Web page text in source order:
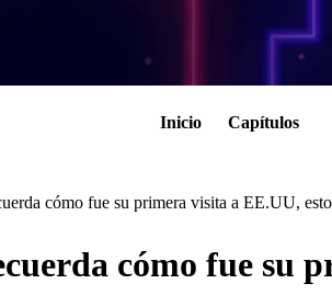
Inicio Capítulos
cómo fue su primera visita a EE.UU,
cómo fue su